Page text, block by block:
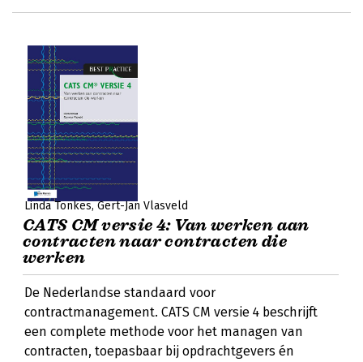
Linda Tonkes Gert-Jan Vlasveld
CATS CM versie 4: Van werken aan
contracten naar contracten die
werken
De Nederlandse standaard voor
contractmanagement. CATS CM versie 4 beschrijft
een complete methode voor het managen van
contracten, toepasbaar bij opdrachtgevers én